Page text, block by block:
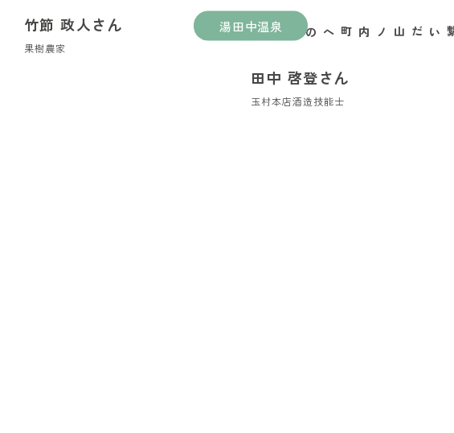
竹節 政人さん
果樹農家
湯田中温泉
縁喜の縁が繋いだ山ノ内町への移住
田中 啓登さん
玉村本店酒造技能士